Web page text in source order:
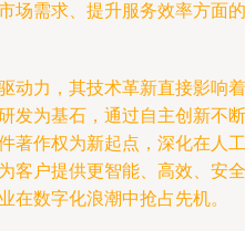
场需求、提升服务效率方面的
动力，其技术革新直接影响着
发为基石，通过自主创新不断
著作权为新起点，深化在人工
客户提供更智能、高效、安全
在数字化浪潮中抢占先机。